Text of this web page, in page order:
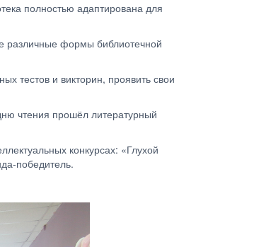
полностью адаптирована для
различные формы библиотечной
тестов и викторин, проявить свои
чтения прошёл литературный
конкурсах: «Глухой
победитель.